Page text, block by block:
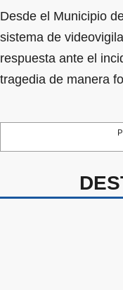
Desde el Municipio
sistema de
respuesta ante el
tragedia de manera